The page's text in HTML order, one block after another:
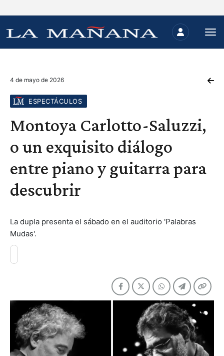
4 de mayo de 2026
ESPECTÁCULOS
Montoya Carlotto-Saluzzi,
o un exquisito diálogo
entre piano y guitarra para
descubrir
La dupla presenta el sábado en el auditorio 'Palabras
Mudas'.